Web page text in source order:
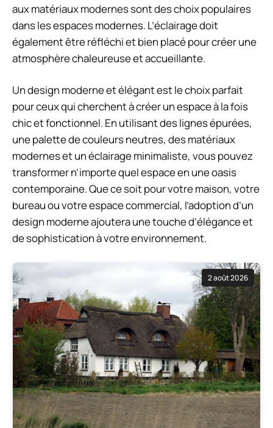
aux matériaux modernes sont des choix populaires
dans les espaces modernes. L’éclairage doit
également être réfléchi et bien placé pour créer une
atmosphère chaleureuse et accueillante.
Un design moderne et élégant est le choix parfait
pour ceux qui cherchent à créer un espace à la fois
chic et fonctionnel. En utilisant des lignes épurées,
une palette de couleurs neutres, des matériaux
modernes et un éclairage minimaliste, vous pouvez
transformer n’importe quel espace en une oasis
contemporaine. Que ce soit pour votre maison, votre
bureau ou votre espace commercial, l’adoption d’un
design moderne ajoutera une touche d’élégance et
de sophistication à votre environnement.
2 août 2026